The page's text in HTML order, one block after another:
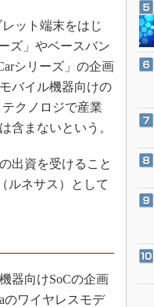
ット端末をはじ
ズ」やベースバン
シリーズ」の企画
バイル機器向けの
クノロジで産業
含まないという。
出資を受けること
ルネサス）として
器向けSoCの企画
のワイヤレスモデ